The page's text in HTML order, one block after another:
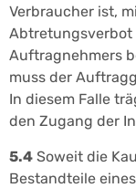
Verbraucher ist,
Abtretungsverbot
Auftragnehmers
muss der
In diesem Falle
den Zugang der
5.4 Soweit die
Bestandteile